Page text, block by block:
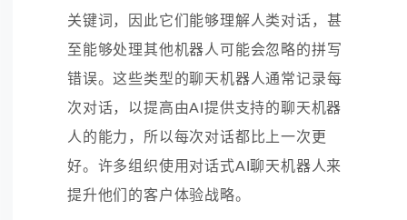
关键词，因此它们能够理解人类对话，甚
至能够处理其他机器人可能会忽略的拼写
错误。这些类型的聊天机器人通常记录每
次对话，以提高由AI提供支持的聊天机器
人的能力，所以每次对话都比上一次更
好。许多组织使用对话式AI聊天机器人来
提升他们的客户体验战略。